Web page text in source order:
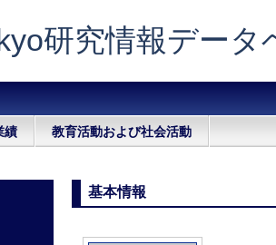
研究情報データ
績 教育活動および社会活動
基本情報